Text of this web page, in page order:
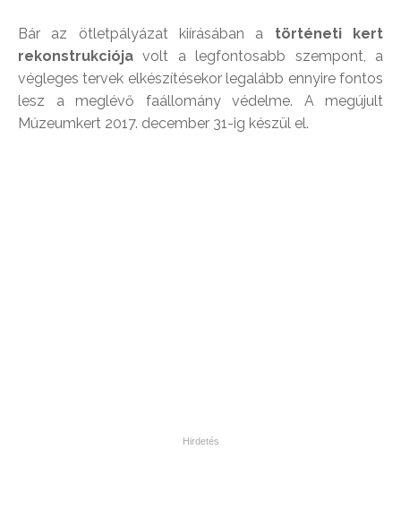
Bár az ötletpályázat kiírásában a történeti kert
rekonstrukciója volt a legfontosabb szempont, a
végleges tervek elkészítésekor legalább ennyire fontos
lesz a meglévő faállomány védelme. A megújult
Múzeumkert 2017. december 31-ig készül el.